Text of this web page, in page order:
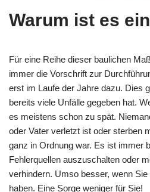
Warum ist es
Für eine Reihe dieser baulichen
immer die Vorschrift zur
erst im Laufe der Jahre dazu. Dies
bereits viele Unfälle gegeben hat.
es meistens schon zu spät.
oder Vater verletzt ist oder sterben
ganz in Ordnung war. Es ist immer
Fehlerquellen auszuschalten oder
verhindern. Umso besser, wenn
haben. Eine Sorge weniger für Sie!